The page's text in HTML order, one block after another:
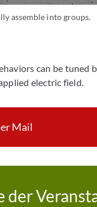
assemble into groups.
can be tuned
electric field.
Mail
der